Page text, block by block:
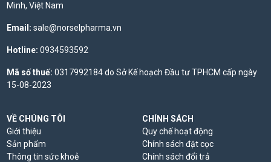
Minh, Việt Nam
Email: sale@norselpharma.vn
Hotline: 0934593592
Mã số thuế: 0317992184 do Sở Kế hoạch Đầu tư TPHCM cấp ngày
15-08-2023
VỀ CHÚNG TÔI
Giới thiệu
Sản phẩm
Thông tin sức khoẻ
CHÍNH SÁCH
Quy chế hoạt động
Chính sách đặt cọc
Chính sách đổi trả